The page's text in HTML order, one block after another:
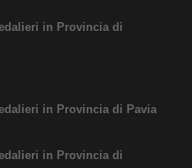
in Provincia di
in Provincia di Pavia
in Provincia di